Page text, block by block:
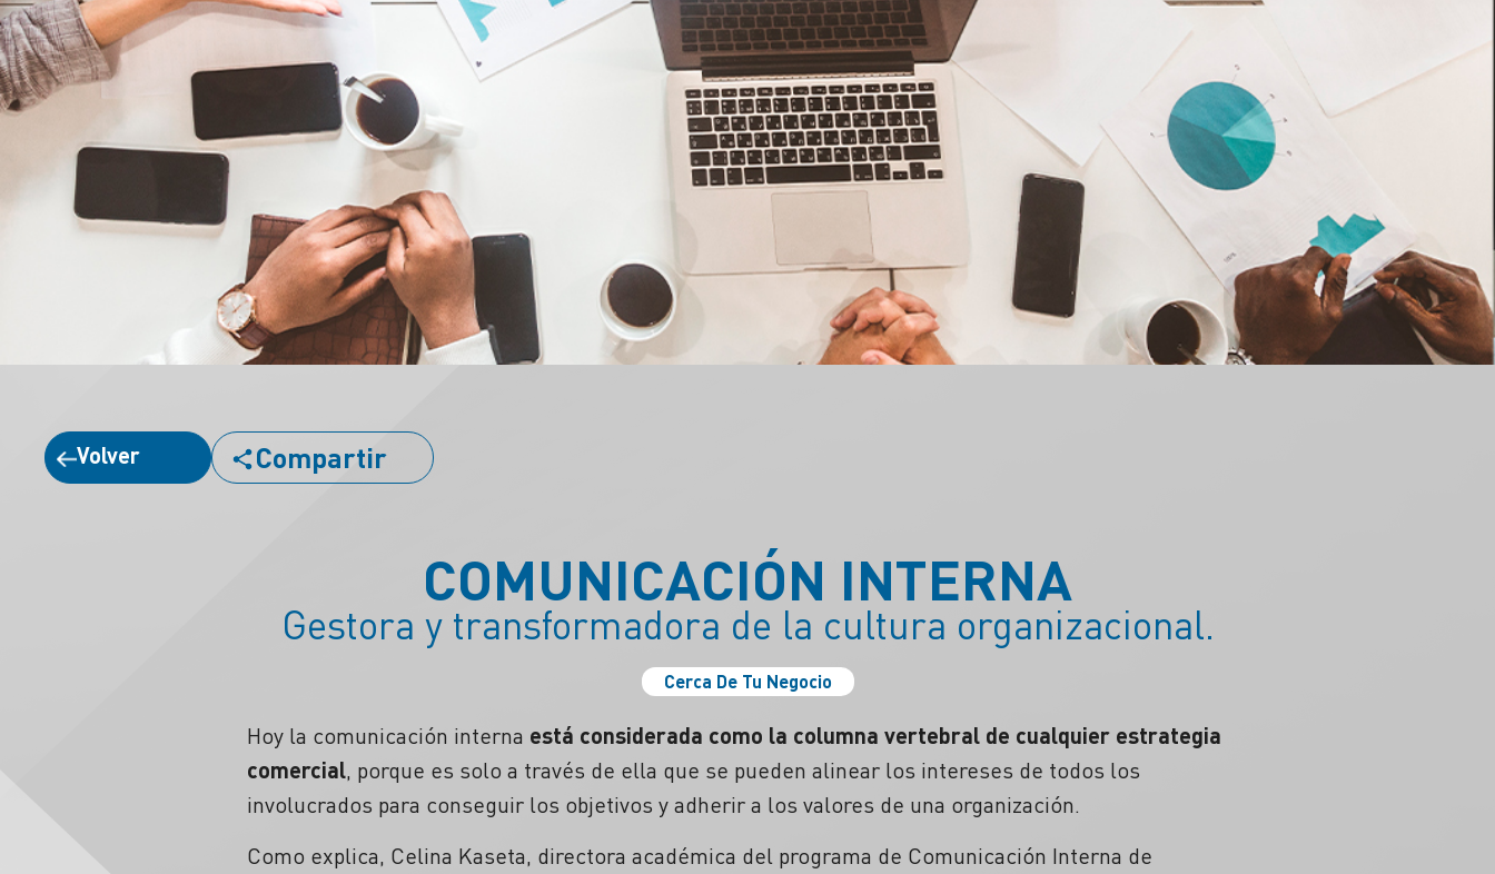
Volver Compartir
COMUNICACIÓN INTERNA
Gestora y transformadora de la cultura organizacional.
Cerca De Tu Negocio
Hoy la comunicación interna está considerada como la columna vertebral de cualquier estrategia
comercial, porque es solo a través de ella que se pueden alinear los intereses de todos los
involucrados para conseguir los objetivos y adherir a los valores de una organización.
Como explica, Celina Kaseta, directora académica del programa de Comunicación Interna de